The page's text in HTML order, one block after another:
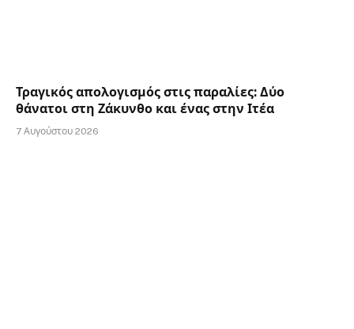
Τραγικός απολογισμός στις παραλίες: Δύο
θάνατοι στη Ζάκυνθο και ένας στην Ιτέα
7 Αυγούστου 2026